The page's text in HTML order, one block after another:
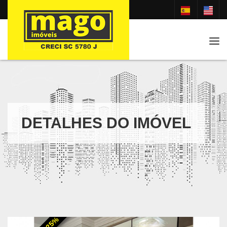
DETALHES DO IMÓVEL